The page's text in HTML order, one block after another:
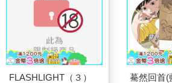
FLASHLIGHT（３）
驀然回首(